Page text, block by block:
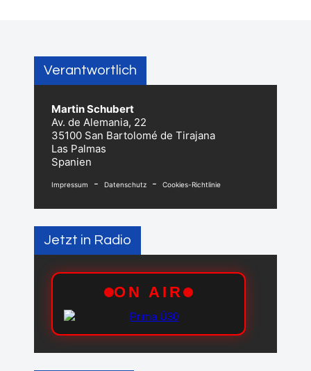
Verantwortlich
Martin Schubert
Av. de Alemania, 22
35100 San Bartolomé de Tirajana
Las Palmas
Spanien
Impressum - Datenschutz - Cookies-Richtlinie
Jetzt in Radio